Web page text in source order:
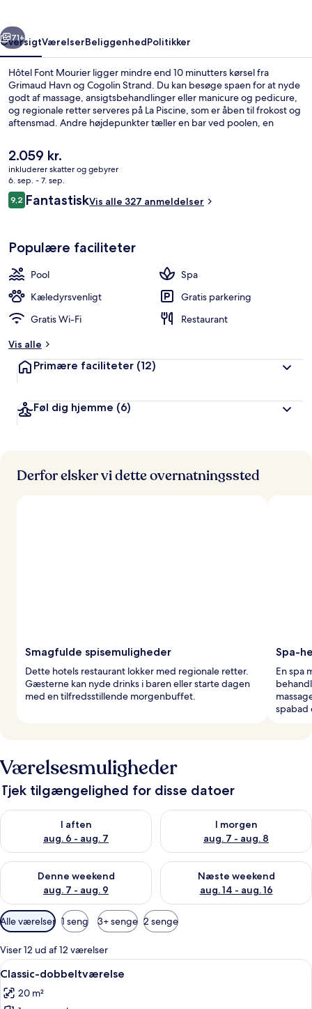
Næste
71+
OversigtVærelserBeliggenhedPolitikker
Hôtel Font Mourier ligger mindre end 10 minutters kørsel fra
Grimaud Havn og Cogolin Strand. Du kan besøge spaen for at nyde
godt af massage, ansigtsbehandlinger eller manicure og pedicure,
og regionale retter serveres på La Piscine, som er åben til frokost og
aftensmad. Andre højdepunkter tæller en bar ved poolen, en
Den
nuværende
pris
er
2.059 kr.
2.059 kr.
inkluderer skatter og gebyrer
6. sep. - 7. sep.
Anmeldelser
9,29,2 ud af 10.
FantastiskVis alle 327 anmeldelser
Populære faciliteter
Pool
Spa
Kæledyrsvenligt
Gratis parkering
Gratis Wi-Fi
Restaurant
Vis alle
Primære faciliteter (12)
Føl dig hjemme (6)
Derfor elsker vi dette overnatningssted
Smagfulde spisemuligheder
Dette hotels restaurant lokker med regionale retter.
Gæsterne kan nyde drinks i baren eller starte dagen
med en tilfredsstillende morgenbuffet.
Spa-
En spa
spabad
Værelsesmuligheder
Tjek tilgængelighed for disse datoer
I aften
aug. 6 - aug. 7
Tjek tilgængelighed for i aften aug. 6 - aug. 7
I morgen
aug. 7 - aug. 8
Tjek tilgængelighed for i
Denne weekend
aug. 7 - aug. 9
Tjek tilgængelighed for denne weekend aug. 7 - aug. 9
Næste weekend
aug. 14 - aug. 16
Tjek tilgængelighed for næste
Tilgængelige
filtre
for
værelser
Alle værelser 1 seng 3+ senge 2 senge
Viser 12 ud af 12 værelser
Indlæs
alle
billeder
Et hotelværelse med en stor seng,
4
Classic-dobbeltværelse
20 m²